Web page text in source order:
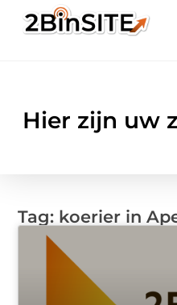
Hier zijn uw
Tag: koerier in